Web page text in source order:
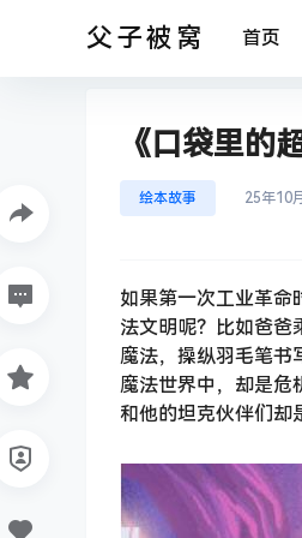
父子被窝 首页
《口袋里的
绘本故事 25年10
如果第一次工业革命
法文明呢？比如爸爸
魔法，操纵羽毛笔
魔法世界中，却是危
和他的坦克伙伴们却